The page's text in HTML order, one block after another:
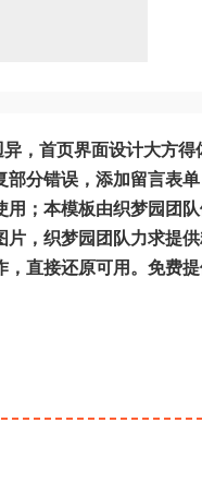
，首页界面设计大方
分错误，添加留言表
用；本模板由织梦园团
，织梦园团队力求提
直接还原可用。免费